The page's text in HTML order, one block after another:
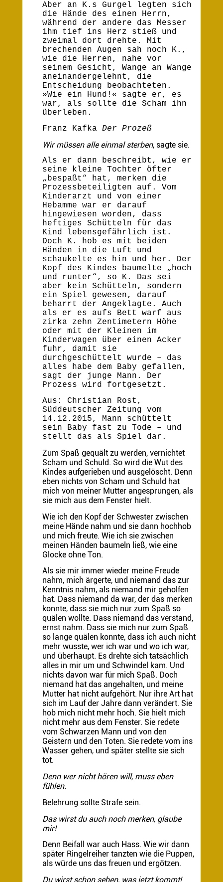
Aber an K.s Gurgel legten sich
die Hände des einen Herrn,
während der andere das Messer
ihm tief ins Herz stieß und
zweimal dort drehte. Mit
brechenden Augen sah noch K.,
wie die Herren, nahe vor
seinem Gesicht, Wange an Wange
aneinandergelehnt, die
Entscheidung beobachteten.
»Wie ein Hund!« sagte er, es
war, als sollte die Scham ihn
überleben.
Franz Kafka Der Prozeß
Wir müssen alle einmal sterben, sagte sie.
Als er dann beschreibt, wie er
seine kleine Tochter öfter
„bespaßt“ hat, merken die
Prozessbeteiligten auf. Vom
Kinderarzt und von einer
Hebamme war er darauf
hingewiesen worden, dass
heftiges Schütteln für das
Kind lebensgefährlich ist.
Doch K. hob es mit beiden
Händen in die Luft und
schaukelte es hin und her. Der
Kopf des Kindes baumelte „hoch
und runter“, so K. Das sei
aber kein Schütteln, sondern
ein Spiel gewesen, darauf
beharrt der Angeklagte. Auch
als er es aufs Bett warf aus
zirka zehn Zentimetern Höhe
oder mit der Kleinen im
Kinderwagen über einen Acker
fuhr, damit sie
durchgeschüttelt wurde – das
alles habe dem Baby gefallen,
sagt der junge Mann. Der
Prozess wird fortgesetzt.
Aus: Christian Rost,
Süddeutscher Zeitung vom
14.12.2015, Mann schüttelt
sein Baby fast zu Tode – und
stellt das als Spiel dar.
Zum Spaß gequält zu werden, vernichtet
Scham und Schuld. So wird die Wut des
Kindes aufgerieben und ausgelöscht. Denn
eben nichts von Scham und Schuld hat
mich von meiner Mutter angesprungen, als
sie mich aus dem Fenster hielt.
Wie ich den Kopf der Schwester zwischen
meine Hände nahm und sie dann hochhob
und mich freute. Wie ich sie zwischen
meinen Händen baumeln ließ, wie eine
Glocke ohne Ton.
Als sie mir immer wieder meine Freude
nahm, mich ärgerte, und niemand das zur
Kenntnis nahm, als niemand mir geholfen
hat. Dass niemand da war, der das merken
konnte, dass sie mich nur zum Spaß so
quälen wollte. Dass niemand das verstand,
ernst nahm. Dass sie mich nur zum Spaß
so lange quälen konnte, dass ich auch nicht
mehr wusste, wer ich war und wo ich war,
und überhaupt. Es drehte sich tatsächlich
alles in mir um und Schwindel kam. Und
nichts davon war für mich Spaß. Doch
niemand hat das angehalten, und meine
Mutter hat nicht aufgehört. Nur ihre Art hat
sich im Lauf der Jahre dann verändert. Sie
hob mich nicht mehr hoch. Sie hielt mich
nicht mehr aus dem Fenster. Sie redete
vom Schwarzen Mann und von den
Geistern und den Toten. Sie redete vom ins
Wasser gehen, und später stellte sie sich
tot.
Denn wer nicht hören will, muss eben
fühlen.
Belehrung sollte Strafe sein.
Das wirst du auch noch merken, glaube
mir!
Denn Beifall war auch Hass. Wie wir dann
später Ringelreiher tanzten wie die Puppen,
als würde uns das freuen und ergötzen.
Du wirst schon sehen, was jetzt kommt!